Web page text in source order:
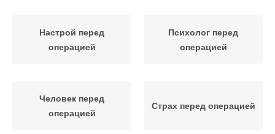
Настрой перед
операцией
Психолог перед
операцией
Человек перед
операцией
Страх перед операцией